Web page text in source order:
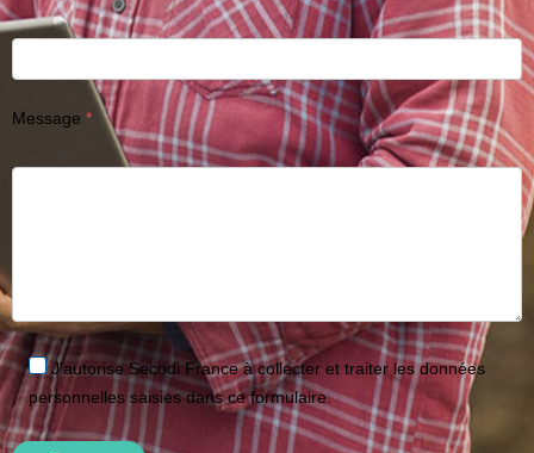
Message
J'autorise Secodi France à collecter et traiter les données
personnelles saisies dans ce formulaire.